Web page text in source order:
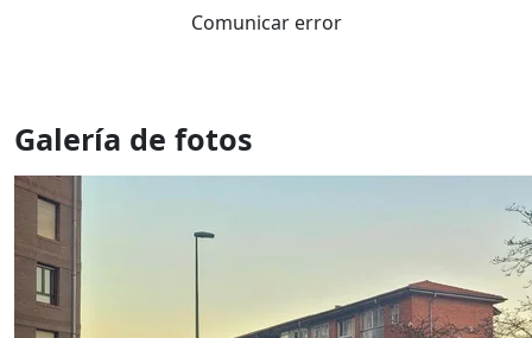
Comunicar error
Galería de fotos